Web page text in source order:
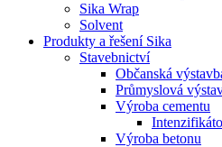
Sika Wrap
Solvent
Produkty a řešení Sika
Stavebnictví
Občanská
Průmyslová
Výroba cementu
Výroba betonu